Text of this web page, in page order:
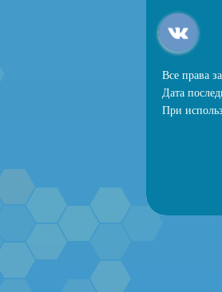
Все права
Дата
При